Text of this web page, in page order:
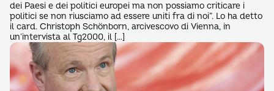
dei Paesi e dei politici europei ma non possiamo criticare i
politici se non riusciamo ad essere uniti fra di noi”. Lo ha detto
il card. Christoph Schönborn, arcivescovo di Vienna, in
un’intervista al Tg2000, il […]